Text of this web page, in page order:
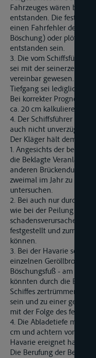
Fahrzeuges wären bei
entstanden. Die
einen Fahrfehler des
Böschung) oder plötzlich
entstanden sein.
3. Die vom Schiffsführer
sei mit der seinerzeitigen
vereinbar gewesen. Bei
Tiefgang sei lediglich ein
Bei korrekter Prognose
ca. 20 cm kalkulieren
4. Der Schiffsführer habe
auch nicht unverzüglich
Der Kläger hält dem
1. Angesichts der
die Beklagte
anderen
zweimal im Jahr zu peilen
untersuchen.
2. Bei auch nur
wie bei der Peilung am 6.
schadensverursachende
festgestellt und
können.
3. Bei der Havarie sei das
einzelnen Geröllbrocken
Böschungsfuß - am
könnten durch die
Schiffes zertrümmert
sein und zu einer
mit der Folge des
4. Die Abladetiefe mit
cm und achtern von 15
Havarie ereignet habe,
Die Berufung der